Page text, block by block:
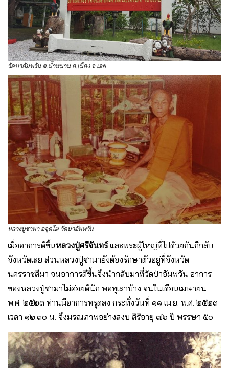
วัดป่าอัมพวัน ต.น้ำหมาน อ.เมือง จ.เลย
หลวงปู่ซามา อจุตโต วัดป่าอัมพวัน
เมื่ออาการดีขึ้นหลวงปู่ศรีจันทร์และพระผู้ใหญ่ที่ไปด้วยกันก็กลับ
จังหวัดเลย ส่วนหลวงปู่ซามายังต้องรักษาตัวอยู่ที่จังหวัด
นครราชสีมา จนอาการดีขึ้นจึงนำกลับมาที่วัดป่าอัมพวัน อาการ
ของหลวงปู่ซามาไม่ค่อยดีนัก พอทุเลาบ้าง จนในเดือนเมษายน
พ.ศ. ๒๕๒๓ ท่านมีอาการทรุดลง กระทั่งวันที่ ๑๑ เม.ย. พ.ศ. ๒๕๒๓
เวลา ๑๒.๓๐ น. จึงมรณภาพอย่างสงบ สิริอายุ ๗๖ ปี พรรษา ๕๐